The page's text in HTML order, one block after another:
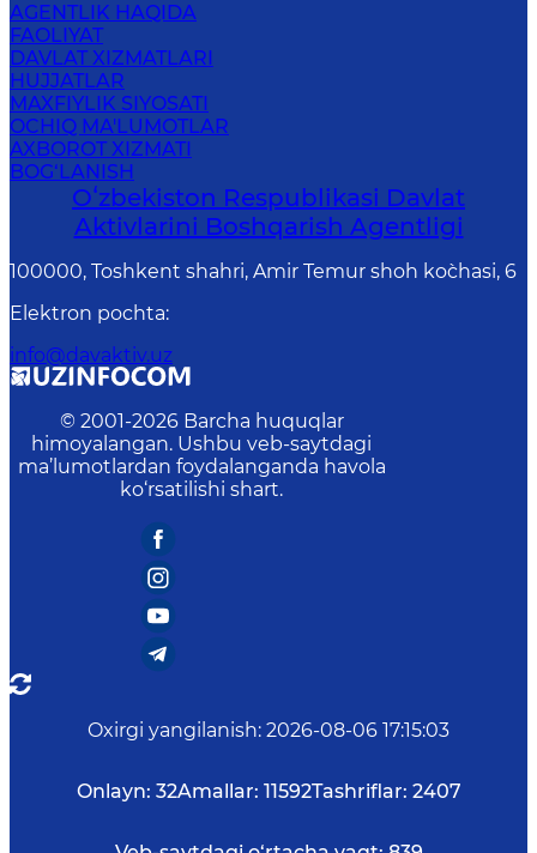
AGENTLIK HAQIDA
FAOLIYAT
DAVLAT XIZMATLARI
HUJJATLAR
MAXFIYLIK SIYOSATI
OCHIQ MA'LUMOTLAR
AXBOROT XIZMATI
BOG‘LANISH
Oʻzbekiston Respublikasi Davlat
Aktivlarini Boshqarish Agentligi
100000, Toshkent shahri, Amir Temur shoh ko`chasi, 6
Elektron pochta:
info@davaktiv.uz
© 2001-2026 Barcha huquqlar
himoyalangan. Ushbu veb-saytdagi
ma’lumotlardan foydalanganda havola
ko‘rsatilishi shart.
Oxirgi yangilanish: 2026-08-06 17:15:03
Onlayn: 32Amallar: 11592Tashriflar: 2407